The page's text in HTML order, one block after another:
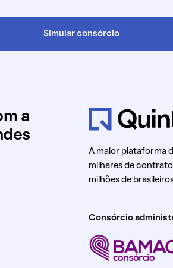
Simular consórcio
a
A maior plataforma
milhares de
milhões de
Consórcio